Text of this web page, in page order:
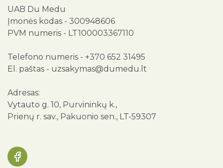
UAB Du Medu
Įmonės kodas - 300948606
PVM numeris - LT100003367110
Telefono numeris - +370 652 31495
El. paštas - uzsakymas@dumedu.lt
Adresas:
Vytauto g. 10, Purvininkų k.,
Prienų r. sav., Pakuonio sen., LT-59307